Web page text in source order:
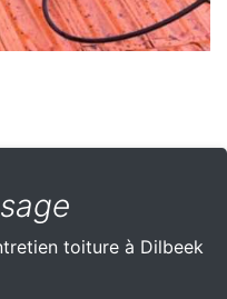
toiture à Dilbeek